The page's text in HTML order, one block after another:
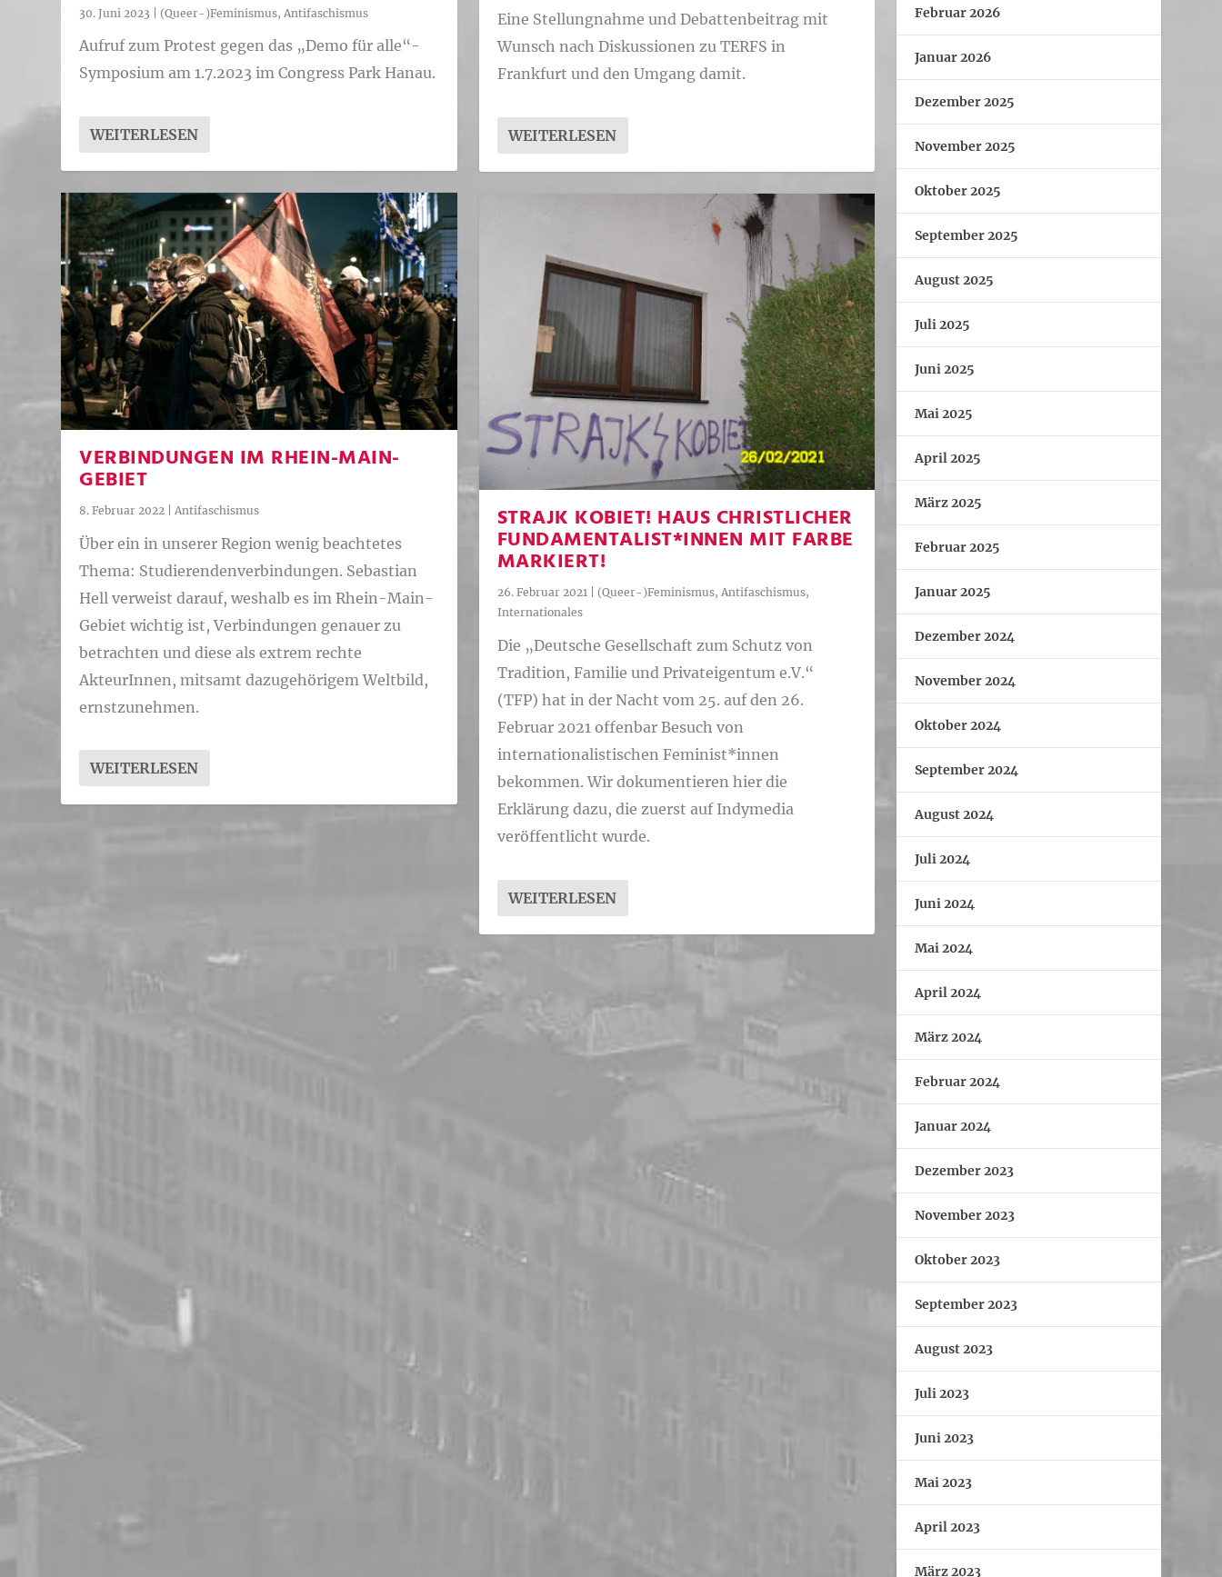
30. Juni 2023 (Queer-)Feminismus, Antifaschismus
Aufruf zum Protest gegen das „Demo für alle“-
Symposium am 1.7.2023 im Congress Park Hanau.
WEITERLESEN
VERBINDUNGEN IM RHEIN-MAIN-
GEBIET
8. Februar 2022 |Antifaschismus
Über ein in unserer Region wenig beachtetes
Thema: Studierendenverbindungen. Sebastian
Hell verweist darauf, weshalb es im Rhein-Main-
Gebiet wichtig ist, Verbindungen genauer zu
betrachten und diese als extrem rechte
AkteurInnen, mitsamt dazugehörigem Weltbild,
ernstzunehmen.
WEITERLESEN
Eine Stellungnahme und Debattenbeitrag mit
Wunsch nach Diskussionen zu TERFS in
Frankfurt und den Umgang damit.
WEITERLESEN
STRAJK KOBIET! HAUS CHRISTLICHER
FUNDAMENTALIST*INNEN MIT FARBE
MARKIERT!
26. Februar 2021| (Queer-)Feminismus, Antifaschismus,
Internationales
Die „Deutsche Gesellschaft zum Schutz von
Tradition, Familie und Privateigentum e.V.“
(TFP) hat in der Nacht vom 25. auf den 26.
Februar 2021 offenbar Besuch von
internationalistischen Feminist*innen
bekommen. Wir dokumentieren hier die
Erklärung dazu, die zuerst auf Indymedia
veröffentlicht wurde.
WEITERLESEN
Februar 2026
Januar 2026
Dezember 2025
November 2025
Oktober 2025
September 2025
August 2025
Juli 2025
Juni 2025
Mai 2025
April 2025
März 2025
Februar 2025
Januar 2025
Dezember 2024
November 2024
Oktober 2024
September 2024
August 2024
Juli 2024
Juni 2024
Mai 2024
April 2024
März 2024
Februar 2024
Januar 2024
Dezember 2023
November 2023
Oktober 2023
September 2023
August 2023
Juli 2023
Juni 2023
Mai 2023
April 2023
März 2023